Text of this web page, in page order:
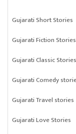
Gujarati Short Stories
Gujarati Fiction Stories
Gujarati Classic Stories
Gujarati Comedy
Gujarati Travel stories
Gujarati Love Stories